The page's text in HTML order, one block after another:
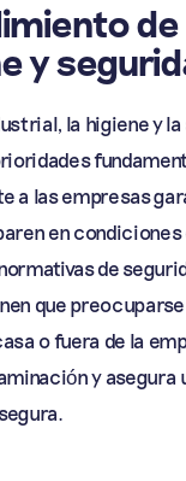
y
la higiene y
a las empresas
en
de
que
o fuera de la
y asegura